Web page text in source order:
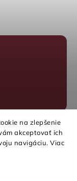
na zlepšenie
akceptovať ich
navigáciu. Viac